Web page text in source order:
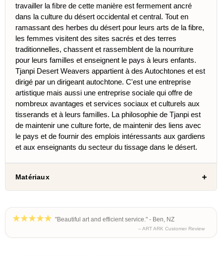
travailler la ﬁbre de cette manière est fermement ancré
dans la culture du désert occidental et central. Tout en
ramassant des herbes du désert pour leurs arts de la fibre,
les femmes visitent des sites sacrés et des terres
traditionnelles, chassent et rassemblent de la nourriture
pour leurs familles et enseignent le pays à leurs enfants.
Tjanpi Desert Weavers appartient à des Autochtones et est
dirigé par un dirigeant autochtone. C'est une entreprise
artistique mais aussi une entreprise sociale qui offre de
nombreux avantages et services sociaux et culturels aux
tisserands et à leurs familles. La philosophie de Tjanpi est
de maintenir une culture forte, de maintenir des liens avec
le pays et de fournir des emplois intéressants aux gardiens
et aux enseignants du secteur du tissage dans le désert.
Matériaux
"Beautiful art and efficient service." - Ben, NZ
– ART ARK Customer Review